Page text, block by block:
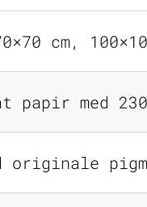
cm,
papir med
originale